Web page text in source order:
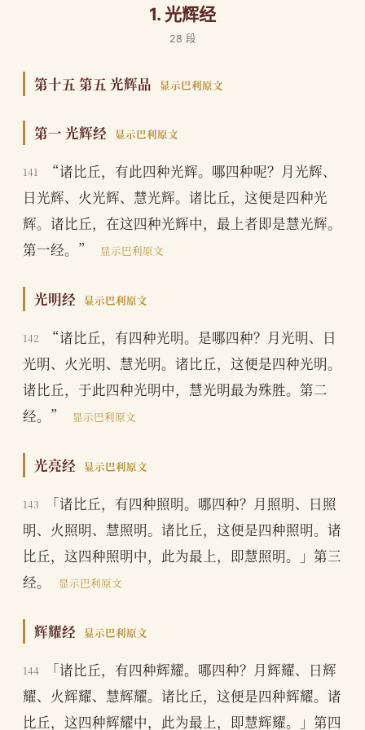
1. 光辉经
28 段
第十五 第五 光辉品 显示巴利原文
第一 光辉经 显示巴利原文
141
“诸比丘，有此四种光辉。哪四种呢？月光辉、
日光辉、火光辉、慧光辉。诸比丘，这便是四种光
辉。诸比丘，在这四种光辉中，最上者即是慧光辉。
第一经。”
显示巴利原文
光明经 显示巴利原文
142
“诸比丘，有四种光明。是哪四种？月光明、日
光明、火光明、慧光明。诸比丘，这便是四种光明。
诸比丘，于此四种光明中，慧光明最为殊胜。第二
经。”
显示巴利原文
光亮经 显示巴利原文
143
「诸比丘，有四种照明。哪四种？月照明、日照
明、火照明、慧照明。诸比丘，这便是四种照明。诸
比丘，这四种照明中，此为最上，即慧照明。」第三
经。
显示巴利原文
辉耀经 显示巴利原文
144
「诸比丘，有四种辉耀。哪四种？月辉耀、日辉
耀、火辉耀、慧辉耀。诸比丘，这便是四种辉耀。诸
比丘，这四种辉耀中，此为最上，即慧辉耀。」第四